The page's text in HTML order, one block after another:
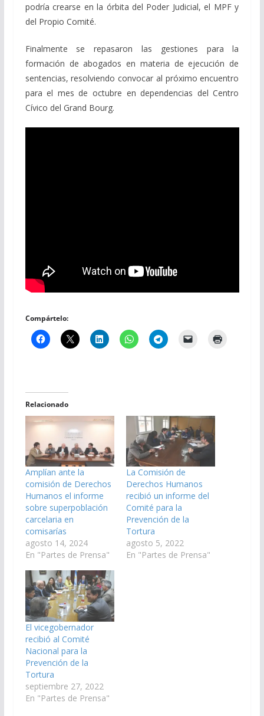
podría crearse en la órbita del Poder Judicial, el MPF y
del Propio Comité.
Finalmente se repasaron las gestiones para la
formación de abogados en materia de ejecución de
sentencias, resolviendo convocar al próximo encuentro
para el mes de octubre en dependencias del Centro
Cívico del Grand Bourg.
Compártelo:
Relacionado
Amplían ante la
comisión de Derechos
Humanos el informe
sobre superpoblación
carcelaria en
comisarías
agosto 14, 2024
En "Partes de Prensa"
La Comisión de
Derechos Humanos
recibió un informe del
Comité para la
Prevención de la
Tortura
agosto 5, 2022
En "Partes de Prensa"
El vicegobernador
recibió al Comité
Nacional para la
Prevención de la
Tortura
septiembre 27, 2022
En "Partes de Prensa"